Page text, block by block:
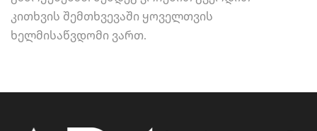
კითხვის შემთხვევაში ყოველთვის
ხელმისაწვდომი ვართ.